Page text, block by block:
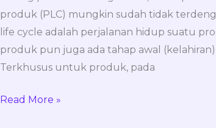
produk (PLC) mungkin sudah tidak
life cycle adalah perjalanan hidup suatu
produk pun juga ada tahap awal
Terkhusus untuk produk, pada
Contohnya
Read More »